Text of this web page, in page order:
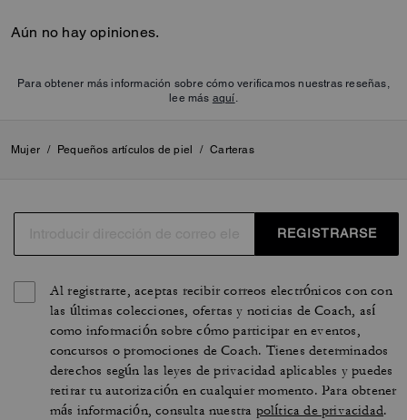
Aún no hay opiniones.
Para obtener más información sobre cómo verificamos nuestras reseñas,
lee más aquí
Mujer / Pequeños artículos de piel / Carteras
REGISTRARSE
Al registrarte, aceptas recibir correos electrónicos con con
las últimas colecciones, ofertas y noticias de Coach, así
como información sobre cómo participar en eventos,
concursos o promociones de Coach. Tienes determinados
derechos según las leyes de privacidad aplicables y puedes
retirar tu autorización en cualquier momento. Para obtener
más información, consulta nuestra política de privacidad.